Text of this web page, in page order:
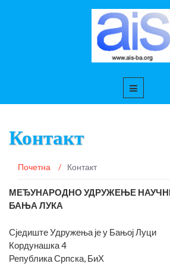
Контакт
Почетна / Контакт
МЕЂУНАРОДНО УДРУЖЕЊЕ
БАЊА ЛУКА
Сједиште Удружења је у Бањој Луци
Кордунашка 4
Република Српска, БиХ